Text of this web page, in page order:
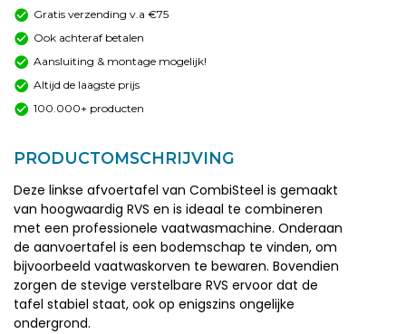
Gratis verzending v.a €75
Ook achteraf betalen
Aansluiting & montage mogelijk!
Altijd de laagste prijs
100.000+ producten
PRODUCTOMSCHRIJVING
Deze linkse afvoertafel van CombiSteel is gemaakt
van hoogwaardig RVS en is ideaal te combineren
met een professionele vaatwasmachine. Onderaan
de aanvoertafel is een bodemschap te vinden, om
bijvoorbeeld vaatwaskorven te bewaren. Bovendien
zorgen de stevige verstelbare RVS ervoor dat de
tafel stabiel staat, ook op enigszins ongelijke
ondergrond.